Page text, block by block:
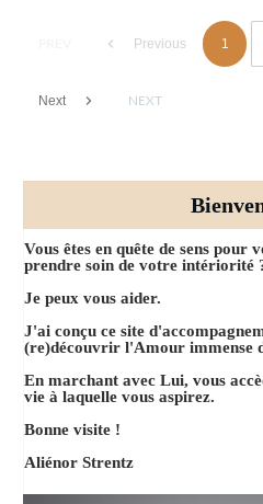
Previous 1
Next NEXT
Vous êtes en quête de sens pour
prendre soin de votre intériorité
Je peux vous aider.
J'ai conçu ce site
(re)découvrir l'Amour immense
En marchant avec Lui, vous
vie à laquelle vous aspirez.
Bonne visite !
Aliénor Strentz